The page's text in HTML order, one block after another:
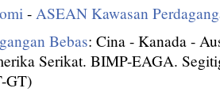
- ASEAN Kawasan
Bebas: Cina - Kanada -
Serikat. BIMP-EAGA.
GT)